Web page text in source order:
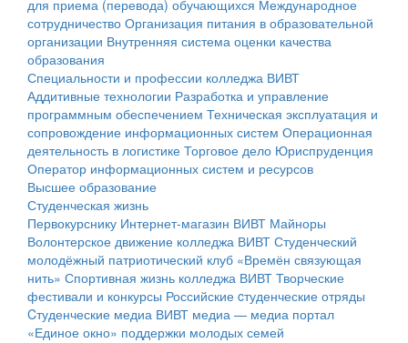
для приема (перевода) обучающихся Международное
сотрудничество Организация питания в образовательной
организации Внутренняя система оценки качества
образования
Специальности и профессии колледжа ВИВТ
Аддитивные технологии Разработка и управление
программным обеспечением Техническая эксплуатация и
сопровождение информационных систем Операционная
деятельность в логистике Торговое дело Юриспруденция
Оператор информационных систем и ресурсов
Высшее образование
Студенческая жизнь
Первокурснику Интернет-магазин ВИВТ Майноры
Волонтерское движение колледжа ВИВТ Студенческий
молодёжный патриотический клуб «Времён связующая
нить» Спортивная жизнь колледжа ВИВТ Творческие
фестивали и конкурсы Российские cтуденческие отряды
Cтуденческие медиа ВИВТ медиа — медиа портал
«Единое окно» поддержки молодых семей